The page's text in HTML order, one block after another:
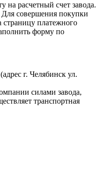
на расчетный счет завода.
совершения покупки
страницу платежного
форму по
г. Челябинск ул.
силами завода,
транспортная